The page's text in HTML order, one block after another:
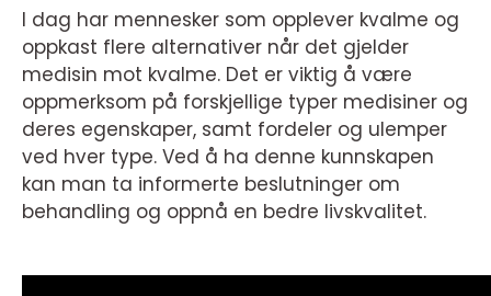
I dag har mennesker som opplever kvalme og
oppkast flere alternativer når det gjelder
medisin mot kvalme. Det er viktig å være
oppmerksom på forskjellige typer medisiner og
deres egenskaper, samt fordeler og ulemper
ved hver type. Ved å ha denne kunnskapen
kan man ta informerte beslutninger om
behandling og oppnå en bedre livskvalitet.